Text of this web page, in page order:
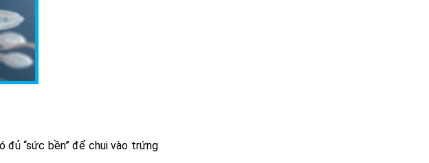
đủ “sức bền” để chui vào trứng